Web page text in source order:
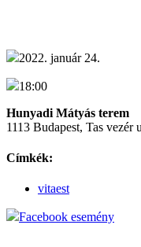
2022. január 24.
18:00
Hunyadi Mátyás terem
1113 Budapest, Tas vezér
Címkék:
vitaest
Facebook esemény